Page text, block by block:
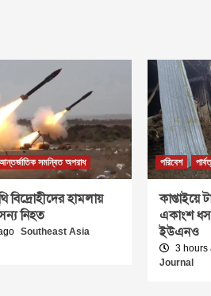
সমন্বিত অপরাধ
বিদ্রোহীদের হামলায়
নিহত
Southeast Asia
পরিবেশ
কাপ্তাইয়ে
একাংশ
ইউএনও
3 hours
Journal